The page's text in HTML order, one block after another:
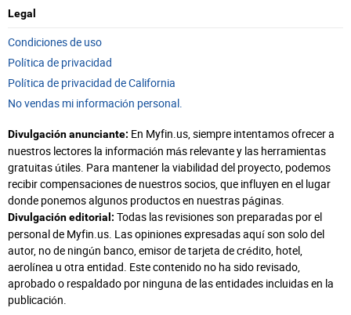
Legal
Condiciones de uso
Política de privacidad
Política de privacidad de California
No vendas mi información personal.
Divulgación anunciante: En Myfin.us, siempre intentamos ofrecer a
nuestros lectores la información más relevante y las herramientas
gratuitas útiles. Para mantener la viabilidad del proyecto, podemos
recibir compensaciones de nuestros socios, que influyen en el lugar
donde ponemos algunos productos en nuestras páginas.
Divulgación editorial: Todas las revisiones son preparadas por el
personal de Myfin.us. Las opiniones expresadas aquí son solo del
autor, no de ningún banco, emisor de tarjeta de crédito, hotel,
aerolínea u otra entidad. Este contenido no ha sido revisado,
aprobado o respaldado por ninguna de las entidades incluidas en la
publicación.